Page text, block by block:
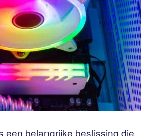
een belangrijke beslissing die